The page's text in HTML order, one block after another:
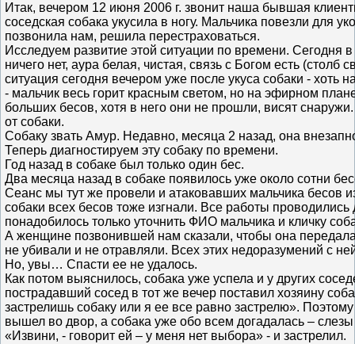
Итак, вечером 12 июня 2006 г. звонит наша бывшая
соседская собака укусила в ногу. Мальчика повезли для
позвонила нам, решила перестраховаться.
Исследуем развитие этой ситуации по времени. Сегодня
ничего нет, аура белая, чистая, связь с Богом есть (столб
ситуация сегодня вечером уже после укуса собаки - хоть
- мальчик весь горит красным светом, но на эфирном
больших бесов, хотя в него они не прошли, висят
от собаки.
Собаку звать Амур. Недавно, месяца 2 назад, она
Теперь диагностируем эту собаку по времени.
Год назад в собаке был только один бес.
Два месяца назад в собаке появилось уже около сотни
Сеанс мы тут же провели и атаковавших мальчика бесов
собаки всех бесов тоже изгнали. Все работы
понадобилось только уточнить ФИО мальчика и кличку
А женщине позвонившей нам сказали, чтобы она
не убивали и не отравляли. Всех этих недоразумений с
Но, увы… Спасти ее не удалось.
Как потом выяснилось, собака уже успела и у других
пострадавший сосед в тот же вечер поставил хозяину
застрелишь собаку или я ее все равно застрелю».
вышел во двор, а собака уже обо всем догадалась – слезы
«Извини, - говорит ей – у меня нет выбора» - и застрелил.